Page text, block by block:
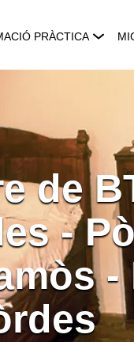
PRÀCTICA
de
-
-